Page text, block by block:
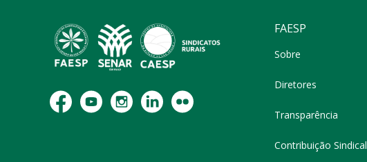
FAESP
Sobre
Diretores
Transparência
Contribuição Sindical